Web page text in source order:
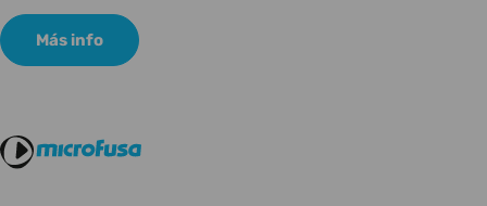
Más info